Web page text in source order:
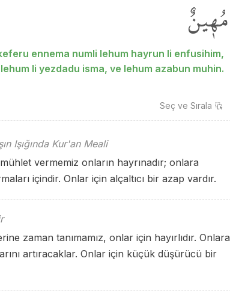
مُه۪ينٌ
ennema numli lehum hayrun li enfusihim,
li yezdadu isma, ve lehum azabun muhin.
Seç ve Sırala
Işığında Kur'an Meali
vermemiz onların hayrınadır; onlara
içindir. Onlar için alçaltıcı bir azap vardır.
zaman tanımamız, onlar için hayırlıdır. Onlara
artıracaklar. Onlar için küçük düşürücü bir